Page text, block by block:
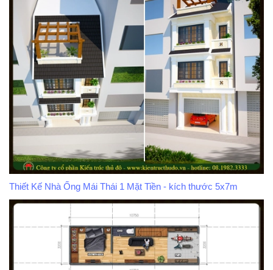
Thiết Kế Nhà Ống Mái Thái 1 Mặt Tiền - kích thước 5x7m